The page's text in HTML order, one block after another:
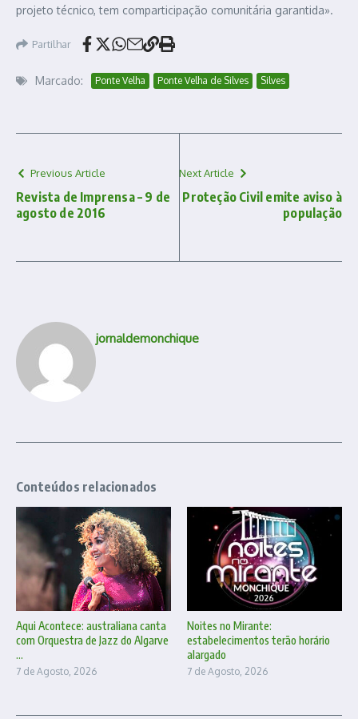
projeto técnico, tem comparticipação comunitária garantida».
Partilhar
Marcado: Ponte Velha Ponte Velha de Silves Silves
Previous Article
Revista de Imprensa – 9 de
agosto de 2016
Next Article
Proteção Civil emite aviso à
população
jornaldemonchique
Conteúdos relacionados
Aqui Acontece: australiana canta
com Orquestra de Jazz do Algarve
...
7 de Agosto, 2026
Noites no Mirante:
estabelecimentos terão horário
alargado
7 de Agosto, 2026